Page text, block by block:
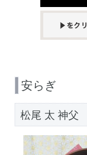
安らぎ
松尾 太 神父